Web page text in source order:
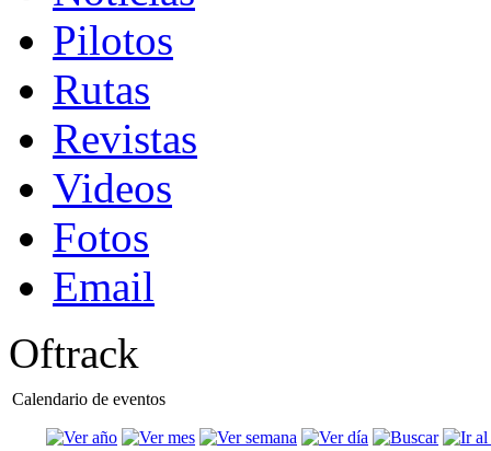
Pilotos
Rutas
Revistas
Videos
Fotos
Email
Oftrack
Calendario de eventos